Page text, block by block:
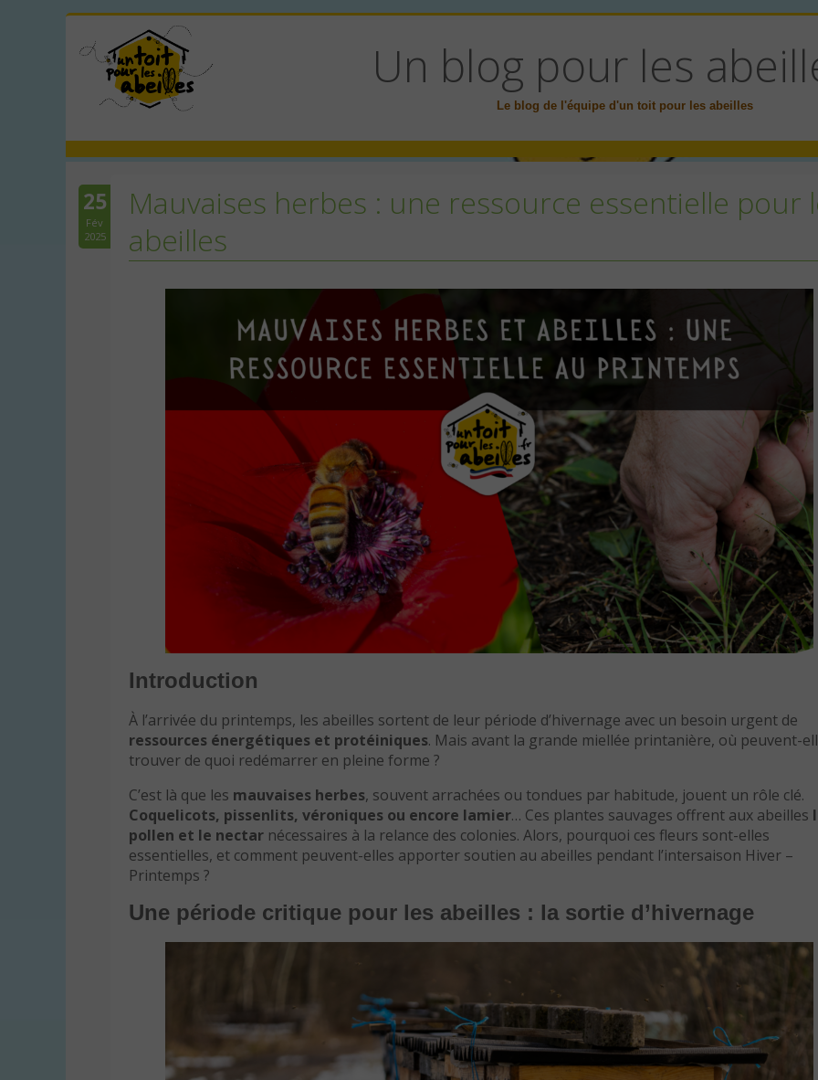
Un blog pour les
Le blog de l'équipe d'un toit pour les abeilles
25
Fév
2025
Mauvaises herbes : une ressource essentielle pour
abeilles
Introduction
À l’arrivée du printemps, les abeilles sortent de leur période d’hivernage avec un besoin urgent de
ressources énergétiques et protéiniques. Mais avant la grande miellée printanière, où peuvent-
trouver de quoi redémarrer en pleine forme ?
C’est là que les mauvaises herbes, souvent arrachées ou tondues par habitude, jouent un rôle clé.
Coquelicots, pissenlits, véroniques ou encore lamier… Ces plantes sauvages offrent aux abeilles
pollen et le nectar nécessaires à la relance des colonies. Alors, pourquoi ces fleurs sont-elles
essentielles, et comment peuvent-elles apporter soutien au abeilles pendant l’intersaison Hiver –
Printemps ?
Une période critique pour les abeilles : la sortie d’hivernage